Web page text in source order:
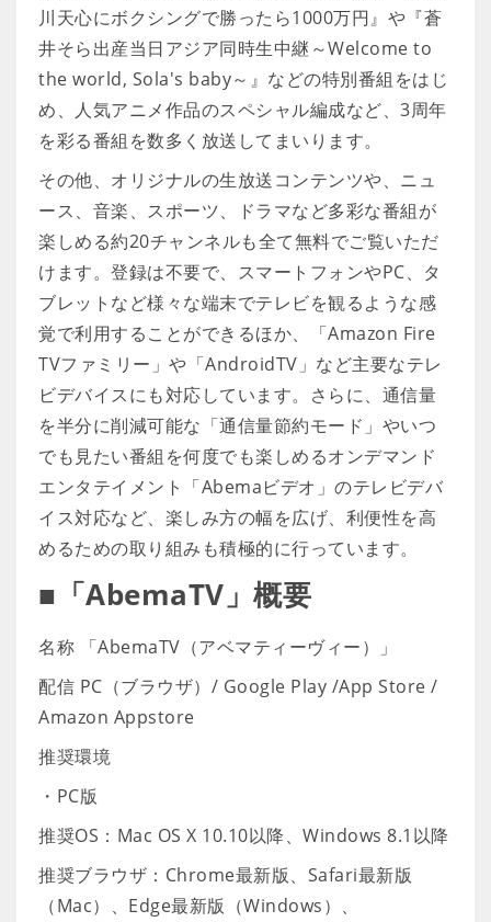
川天心にボクシングで勝ったら1000万円』や『蒼
井そら出産当日アジア同時生中継～Welcome to
the world, Sola's baby～』などの特別番組をはじ
め、人気アニメ作品のスペシャル編成など、3周年
を彩る番組を数多く放送してまいります。
その他、オリジナルの生放送コンテンツや、ニュ
ース、音楽、スポーツ、ドラマなど多彩な番組が
楽しめる約20チャンネルも全て無料でご覧いただ
けます。登録は不要で、スマートフォンやPC、タ
ブレットなど様々な端末でテレビを観るような感
覚で利用することができるほか、「Amazon Fire
TVファミリー」や「AndroidTV」など主要なテレ
ビデバイスにも対応しています。さらに、通信量
を半分に削減可能な「通信量節約モード」やいつ
でも見たい番組を何度でも楽しめるオンデマンド
エンタテイメント「Abemaビデオ」のテレビデバ
イス対応など、楽しみ方の幅を広げ、利便性を高
めるための取り組みも積極的に行っています。
■「AbemaTV」概要
名称 「AbemaTV（アベマティーヴィー）」
配信 PC（ブラウザ）/ Google Play /App Store /
Amazon Appstore
推奨環境
・PC版
推奨OS：Mac OS X 10.10以降、Windows 8.1以降
推奨ブラウザ：Chrome最新版、Safari最新版
（Mac）、Edge最新版（Windows）、